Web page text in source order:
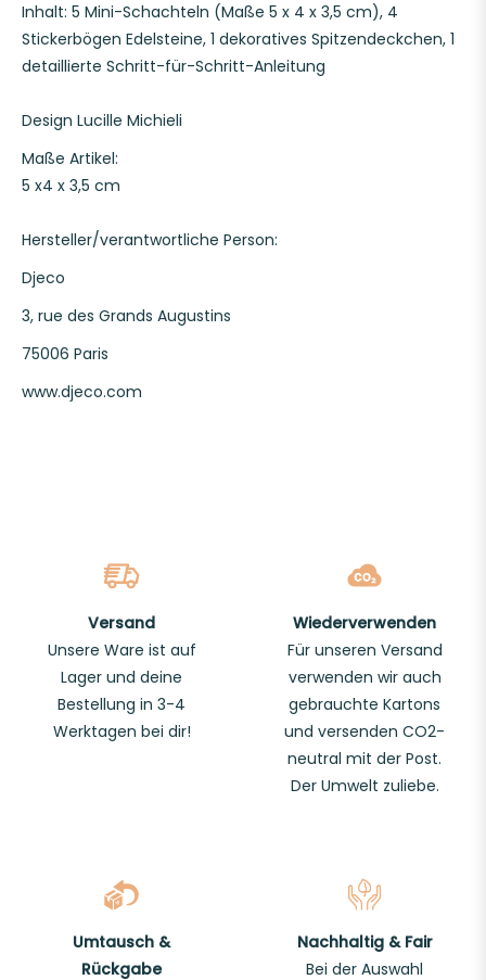
Inhalt: 5 Mini-Schachteln (Maße 5 x 4 x 3,5 cm), 4
Stickerbögen Edelsteine, 1 dekoratives Spitzendeckchen, 1
detaillierte Schritt-für-Schritt-Anleitung
Design Lucille Michieli
Maße Artikel:
5 x4 x 3,5 cm
Hersteller/verantwortliche Person:
Djeco
3, rue des Grands Augustins
75006 Paris
www.djeco.com
Versand
Unsere Ware ist auf
Lager und deine
Bestellung in 3-4
Werktagen bei dir!
Wiederverwenden
Für unseren Versand
verwenden wir auch
gebrauchte Kartons
und versenden CO2-
neutral mit der Post.
Der Umwelt zuliebe.
Umtausch &
Rückgabe
Nachhaltig & Fair
Bei der Auswahl